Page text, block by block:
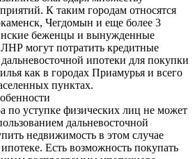
К таким городам относятся
Чегдомын и еще более 3
беженцы и вынужденные
могут потратить кредитные
ипотеки для покупки
как в городах Приамурья и всего
пунктах.
по уступке физических лиц не может
дальневосточной
недвижимость в этом случае
Есть возможность покупать